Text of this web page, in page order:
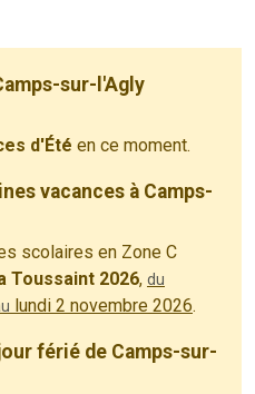
sur-l'Agly
d'Été en ce moment.
vacances à Camps-
scolaires en Zone C
Toussaint 2026, du
lundi 2 novembre 2026.
férié de Camps-sur-